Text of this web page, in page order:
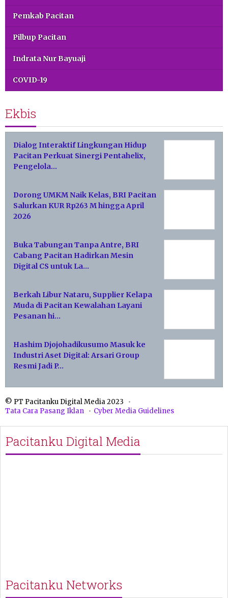
Pemkab Pacitan
Pilbup Pacitan
Indrata Nur Bayuaji
COVID-19
Ekbis
Dialog Interaktif Lingkungan Hidup
Pacitan Perkuat Sinergi Pentahelix,
Pengelola…
Dorong UMKM Naik Kelas, BRI Pacitan
Salurkan KUR Rp263 M hingga April
2026
Buka Tabungan Tanpa Antre, BRI
Cabang Pacitan Hadirkan Mesin
Digital CS untuk La…
Berkah Libur Nataru, Supplier Kelapa
Muda di Pacitan Kewalahan Layani
Pesanan hi…
Hashim Djojohadikusumo Masuk ke
Industri Aset Digital: Arsari Group
Resmi Jadi P…
© PT Pacitanku Digital Media 2023
Tata Cara Pasang Iklan
Cyber Media Guidelines
Pacitanku Digital Media
Pacitanku Networks